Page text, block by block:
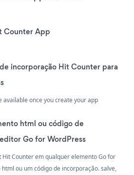
Counter App
incorporação Hit Counter para
available once you create your app
html ou código de
Go for WordPress
Hit Counter em qualquer elemento Go for
ou um código de incorporação. salve,